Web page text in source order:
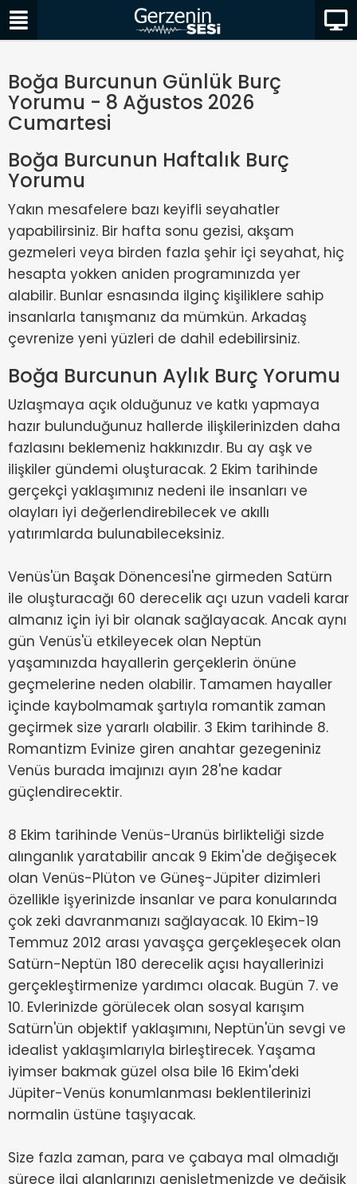
Boğa Burcunun Günlük Burç
Yorumu - 8 Ağustos 2026
Cumartesi
Boğa Burcunun Haftalık Burç
Yorumu
Yakın mesafelere bazı keyifli seyahatler
yapabilirsiniz. Bir hafta sonu gezisi, akşam
gezmeleri veya birden fazla şehir içi seyahat, hiç
hesapta yokken aniden programınızda yer
alabilir. Bunlar esnasında ilginç kişiliklere sahip
insanlarla tanışmanız da mümkün. Arkadaş
çevrenize yeni yüzleri de dahil edebilirsiniz.
Boğa Burcunun Aylık Burç Yorumu
Uzlaşmaya açık olduğunuz ve katkı yapmaya
hazır bulunduğunuz hallerde ilişkilerinizden daha
fazlasını beklemeniz hakkınızdır. Bu ay aşk ve
ilişkiler gündemi oluşturacak. 2 Ekim tarihinde
gerçekçi yaklaşımınız nedeni ile insanları ve
olayları iyi değerlendirebilecek ve akıllı
yatırımlarda bulunabileceksiniz.
Venüs'ün Başak Dönencesi'ne girmeden Satürn
ile oluşturacağı 60 derecelik açı uzun vadeli karar
almanız için iyi bir olanak sağlayacak. Ancak aynı
gün Venüs'ü etkileyecek olan Neptün
yaşamınızda hayallerin gerçeklerin önüne
geçmelerine neden olabilir. Tamamen hayaller
içinde kaybolmamak şartıyla romantik zaman
geçirmek size yararlı olabilir. 3 Ekim tarihinde 8.
Romantizm Evinize giren anahtar gezegeniniz
Venüs burada imajınızı ayın 28'ne kadar
güçlendirecektir.
8 Ekim tarihinde Venüs-Uranüs birlikteliği sizde
alınganlık yaratabilir ancak 9 Ekim'de değişecek
olan Venüs-Plüton ve Güneş-Jüpiter dizimleri
özellikle işyerinizde insanlar ve para konularında
çok zeki davranmanızı sağlayacak. 10 Ekim-19
Temmuz 2012 arası yavaşça gerçekleşecek olan
Satürn-Neptün 180 derecelik açısı hayallerinizi
gerçekleştirmenize yardımcı olacak. Bugün 7. ve
10. Evlerinizde görülecek olan sosyal karışım
Satürn'ün objektif yaklaşımını, Neptün'ün sevgi ve
idealist yaklaşımlarıyla birleştirecek. Yaşama
iyimser bakmak güzel olsa bile 16 Ekim'deki
Jüpiter-Venüs konumlanması beklentilerinizi
normalin üstüne taşıyacak.
Size fazla zaman, para ve çabaya mal olmadığı
sürece ilgi alanlarınızı genişletmenizde ve değişik